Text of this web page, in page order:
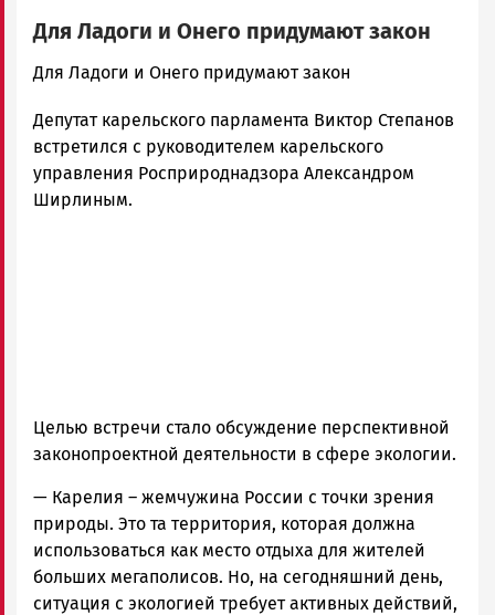
Для Ладоги и Онего придумают закон
admintimur
Петрозаводска
и
Карелии
|
Для Ладоги и Онего придумают закон
Депутат карельского парламента Виктор Степанов
встретился с руководителем карельского
управления Росприроднадзора Александром
Ширлиным.
Целью встречи стало обсуждение перспективной
законопроектной деятельности в сфере экологии.
— Карелия – жемчужина России с точки зрения
природы. Это та территория, которая должна
использоваться как место отдыха для жителей
больших мегаполисов. Но, на сегодняшний день,
ситуация с экологией требует активных действий,